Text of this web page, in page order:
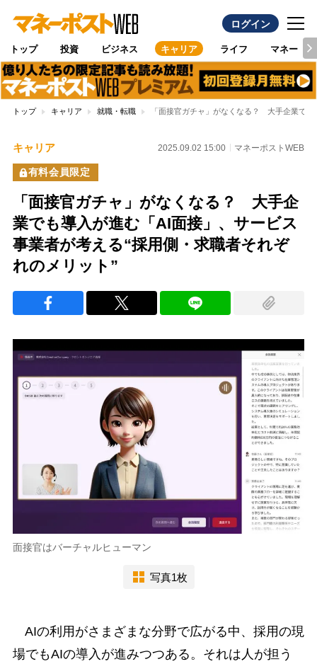
ログイン
トップ 投資 ビジネス キャリア ライフ マネー
トップ キャリア 就職・転職 「面接官ガチャ」がなくなる？ 大手企業で
キャリア 2025.09.02 15:00 マネーポストWEB
有料会員限定
「面接官ガチャ」がなくなる？ 大手企
業でも導入が進む「AI面接」、サービス
事業者が考える“採用側・求職者それぞ
れのメリット”
面接官はバーチャルヒューマン
写真1枚
AIの利用がさまざまな分野で広がる中、採用の現
場でもAIの導入が進みつつある。それは人が担う